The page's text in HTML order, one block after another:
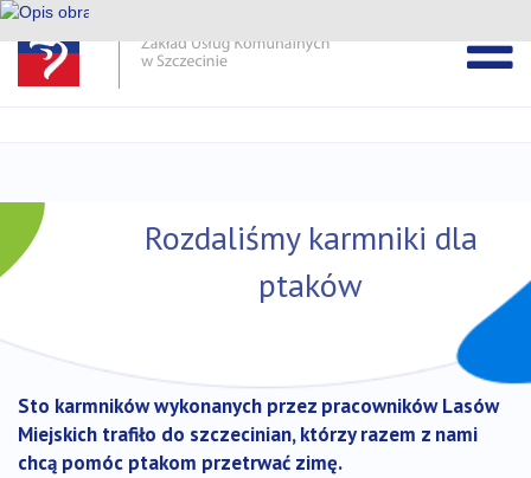
Pomiń
Przejdź
Rozdaliśmy karmniki dla
ptaków
Sto karmników wykonanych przez pracowników Lasów
Miejskich trafiło do szczecinian, którzy razem z nami
chcą pomóc ptakom przetrwać zimę.